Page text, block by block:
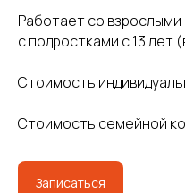
Работает со взрослыми
с подростками с 13 лет
Стоимость
Стоимость семейной
Записаться